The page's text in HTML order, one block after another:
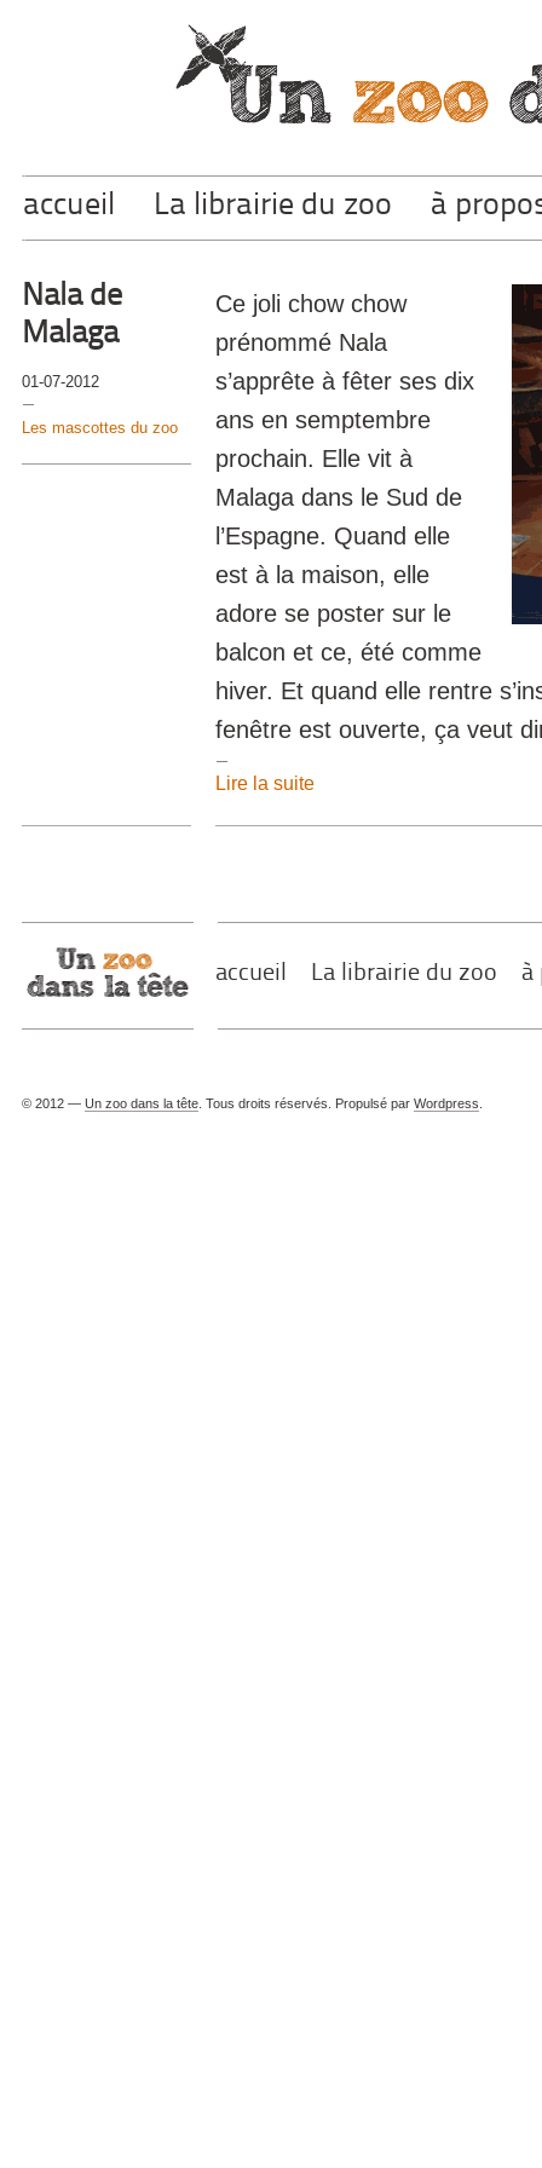
accueil La librairie du zoo à
Nala de
Malaga
01-07-2012
Les mascottes du zoo
Ce joli chow chow
prénommé Nala
s’apprête à fêter ses dix
ans en semptembre
prochain. Elle vit à
Malaga dans le Sud de
l’Espagne. Quand elle
est à la maison, elle
adore se poster sur le
balcon et ce, été comme
hiver. Et quand elle rentre
fenêtre est ouverte, ça veut
Lire la suite
accueil La librairie du zoo à
© 2012 — Un zoo dans la tête. Tous droits réservés. Propulsé par Wordpress